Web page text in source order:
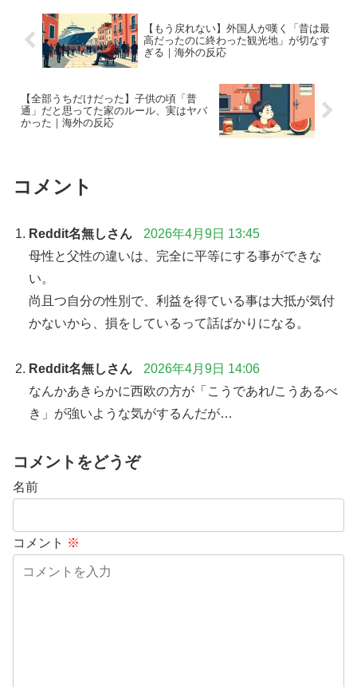
【もう戻れない】外国人が嘆く「昔は最
高だったのに終わった観光地」が切なす
ぎる｜海外の反応
【全部うちだけだった】子供の頃「普
通」だと思ってた家のルール、実はヤバ
かった｜海外の反応
コメント
Reddit名無しさん
2026年4月9日 13:45
母性と父性の違いは、完全に平等にする事ができな
い。
尚且つ自分の性別で、利益を得ている事は大抵が気付
かないから、損をしているって話ばかりになる。
Reddit名無しさん
2026年4月9日 14:06
なんかあきらかに西欧の方が「こうであれ/こうあるべ
き」が強いような気がするんだが…
コメントをどうぞ
名前
コメント ※